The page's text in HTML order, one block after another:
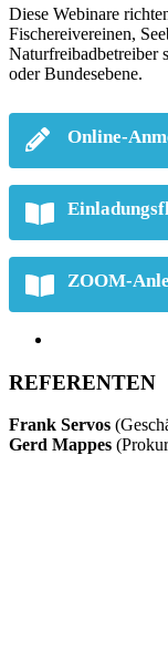
Diese Webinare
Fischereivereinen,
Naturfreibadbetreiber
oder Bundesebene.
Online-
ZOOM-
REFERENTEN
Frank Servos
Gerd Mappes